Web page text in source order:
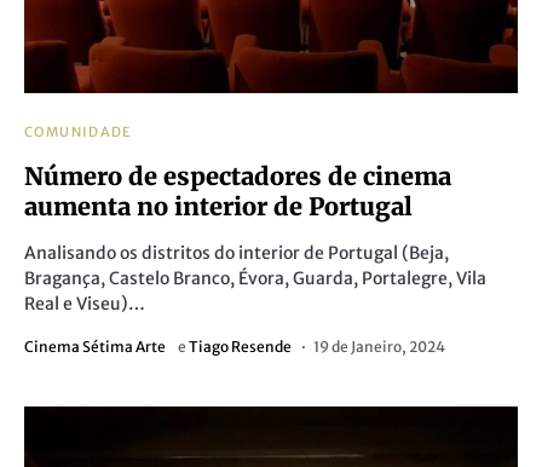
COMUNIDADE
Número de espectadores de cinema
aumenta no interior de Portugal
Analisando os distritos do interior de Portugal (Beja,
Bragança, Castelo Branco, Évora, Guarda, Portalegre, Vila
Real e Viseu)…
Cinema Sétima Arte e Tiago Resende 19 de Janeiro, 2024